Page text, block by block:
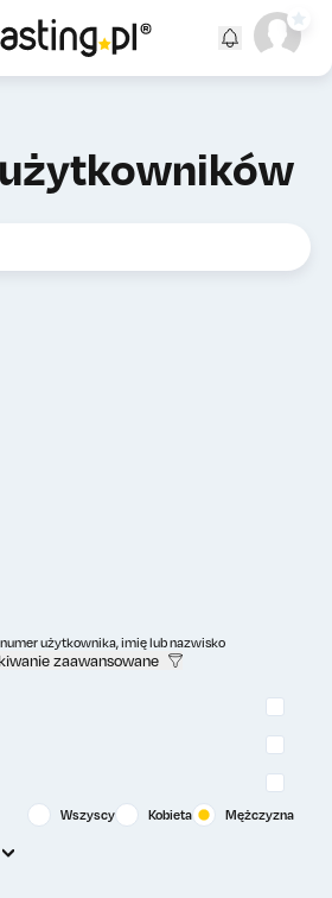
użytkownika, imię lub nazwisko
zaawansowane
Wszyscy Kobieta Mężczyzna